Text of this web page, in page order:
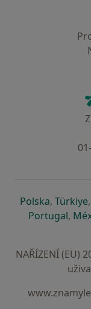
Polskase
, Türkiye,
Portugalse
,
NAŘÍZENÍ (EU)